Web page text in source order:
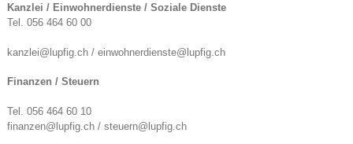
Kanzlei / Einwohnerdienste / Soziale Dienste
Tel. 056 464 60 00
kanzlei@lupfig.ch / einwohnerdienste@lupfig.ch
Finanzen / Steuern
Tel. 056 464 60 10
finanzen@lupfig.ch / steuern@lupfig.ch